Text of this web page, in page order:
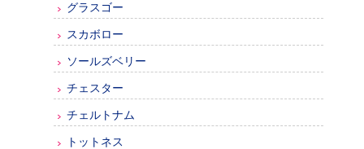
グラスゴー
スカボロー
ソールズベリー
チェスター
チェルトナム
トットネス